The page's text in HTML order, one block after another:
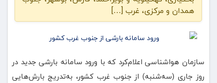
همدان و مرکزی، غرب […]
سازمان هواشناسی اعلام‌کرد که با ورود سامانه بارشی جدید در
روز جاری (سه‌شنبه) از جنوب غرب کشور، به‌تدریج بارش‌هایی